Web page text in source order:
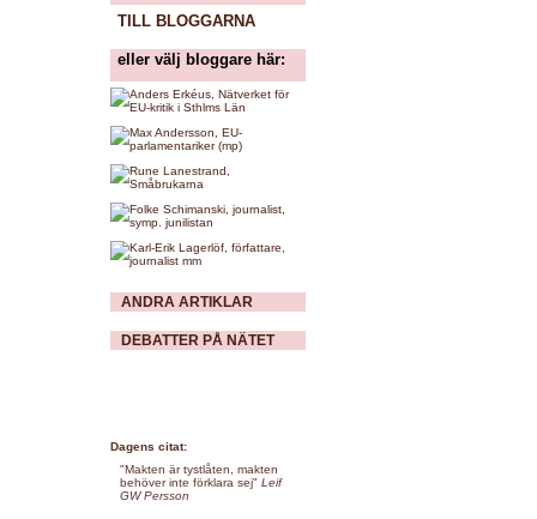
TILL BLOGGARNA
eller välj bloggare här:
ANDRA ARTIKLAR
DEBATTER PÅ NÄTET
Dagens citat:
"Makten är tystlåten, makten
behöver inte förklara sej" Leif
GW Persson